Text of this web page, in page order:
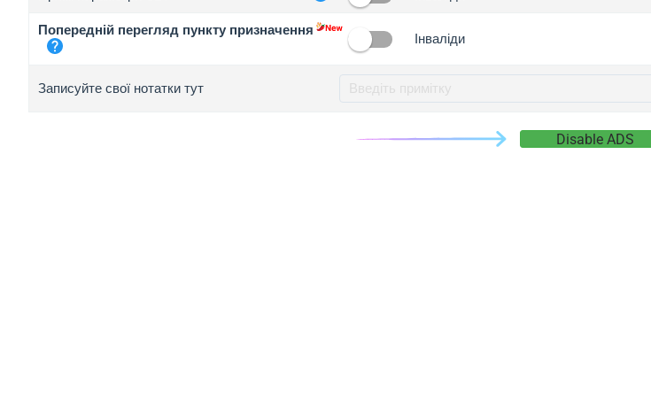
2no.co
iplogger.info
iplogger.cn
Попередній перегляд пункту призначення
Інваліди
Записуйте свої нотатки тут
Disable ADS